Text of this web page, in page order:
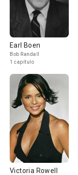
Earl Boen
Bob Randall
1 capítulo
Victoria Rowell